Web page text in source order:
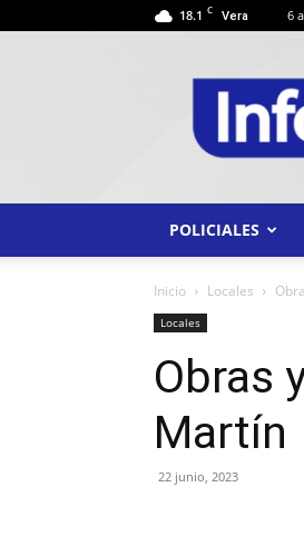
18.1 C Vera 6
POLICIALES
Inicio Locales
Locales
Obras
Martín
22 junio, 2023